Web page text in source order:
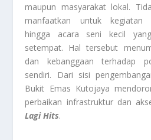
maupun masyarakat lokal.
manfaatkan untuk kegiatan
hingga acara seni kecil
setempat. Hal tersebut
dan kebanggaan terhadap
sendiri. Dari sisi
Bukit Emas Kutojaya
perbaikan infrastruktur dan
Lagi Hits.